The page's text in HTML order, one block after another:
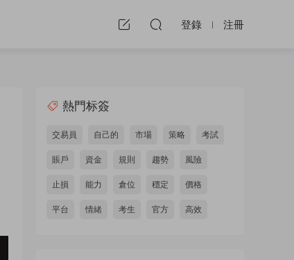
登錄 注冊
熱門标簽
交易員 自己的 市場 策略 考試
賬戶 資金 規則 趨勢 風險
止損 能力 倉位 穩定 價格
平台 情緒 考生 官方 高效